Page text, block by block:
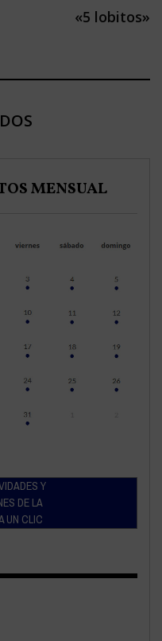
«5 lobitos»
MENSUAL
Y
DE LA
UN CLIC